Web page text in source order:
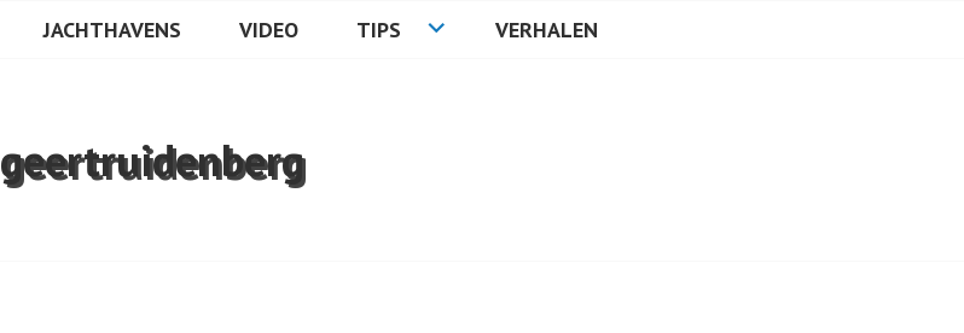
JACHTHAVENS VIDEO TIPS VERHALEN
geertruidenberg